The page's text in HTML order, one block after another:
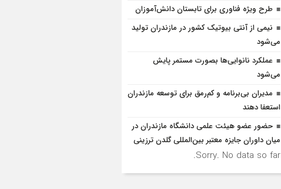
طرح ویژه فناوری برای تابستان دانش‌آموزان
نیمی از آنتی بیوتیک کشور در مازندران تولید
می‌شود
عملکرد نانوایی‌ها بصورت مستمر پایش
می‌شود
مدیران بی‌برنامه و کم‌رمق برای توسعه مازندران
استعفا دهند
حضور عضو هیئت علمی دانشگاه مازندران در
میان داوران جایزه معتبر بین‌المللی گلدن ترزینی
Sorry. No data so far.